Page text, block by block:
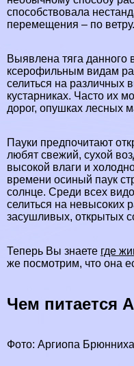
способствовала
перемещения – по ветру.
Выявлена тяга данного
ксерофильным видам
селиться на различных
кустарниках. Часто их
дорог, опушках лесных
Пауки предпочитают
любят свежий, сухой
высокой влаги и
времени осиный паук
солнце. Среди всех
селиться на невысоких
засушливых, открытых
Теперь Вы знаете где
же посмотрим, что она
Чем питается
Фото: Аргиопа